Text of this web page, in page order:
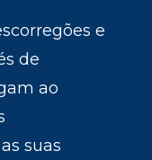
e
de
ao
suas